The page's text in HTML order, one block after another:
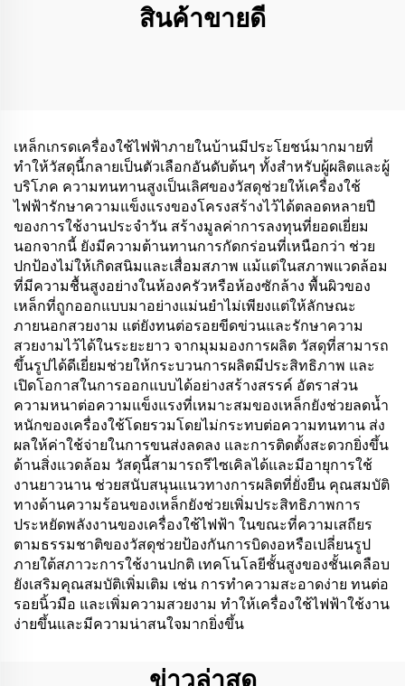
สินค้าขายดี
เหล็กเกรดเครื่องใช้ไฟฟ้าภายในบ้านมีประโยชน์มากมายที่
ทำให้วัสดุนี้กลายเป็นตัวเลือกอันดับต้นๆ ทั้งสำหรับผู้ผลิตและผู้
บริโภค ความทนทานสูงเป็นเลิศของวัสดุช่วยให้เครื่องใช้
ไฟฟ้ารักษาความแข็งแรงของโครงสร้างไว้ได้ตลอดหลายปี
ของการใช้งานประจำวัน สร้างมูลค่าการลงทุนที่ยอดเยี่ยม
นอกจากนี้ ยังมีความต้านทานการกัดกร่อนที่เหนือกว่า ช่วย
ปกป้องไม่ให้เกิดสนิมและเสื่อมสภาพ แม้แต่ในสภาพแวดล้อม
ที่มีความชื้นสูงอย่างในห้องครัวหรือห้องซักล้าง พื้นผิวของ
เหล็กที่ถูกออกแบบมาอย่างแม่นยำไม่เพียงแต่ให้ลักษณะ
ภายนอกสวยงาม แต่ยังทนต่อรอยขีดข่วนและรักษาความ
สวยงามไว้ได้ในระยะยาว จากมุมมองการผลิต วัสดุที่สามารถ
ขึ้นรูปได้ดีเยี่ยมช่วยให้กระบวนการผลิตมีประสิทธิภาพ และ
เปิดโอกาสในการออกแบบได้อย่างสร้างสรรค์ อัตราส่วน
ความหนาต่อความแข็งแรงที่เหมาะสมของเหล็กยังช่วยลดน้ำ
หนักของเครื่องใช้โดยรวมโดยไม่กระทบต่อความทนทาน ส่ง
ผลให้ค่าใช้จ่ายในการขนส่งลดลง และการติดตั้งสะดวกยิ่งขึ้น
ด้านสิ่งแวดล้อม วัสดุนี้สามารถรีไซเคิลได้และมีอายุการใช้
งานยาวนาน ช่วยสนับสนุนแนวทางการผลิตที่ยั่งยืน คุณสมบัติ
ทางด้านความร้อนของเหล็กยังช่วยเพิ่มประสิทธิภาพการ
ประหยัดพลังงานของเครื่องใช้ไฟฟ้า ในขณะที่ความเสถียร
ตามธรรมชาติของวัสดุช่วยป้องกันการบิดงอหรือเปลี่ยนรูป
ภายใต้สภาวะการใช้งานปกติ เทคโนโลยีชั้นสูงของชั้นเคลือบ
ยังเสริมคุณสมบัติเพิ่มเติม เช่น การทำความสะอาดง่าย ทนต่อ
รอยนิ้วมือ และเพิ่มความสวยงาม ทำให้เครื่องใช้ไฟฟ้าใช้งาน
ง่ายขึ้นและมีความน่าสนใจมากยิ่งขึ้น